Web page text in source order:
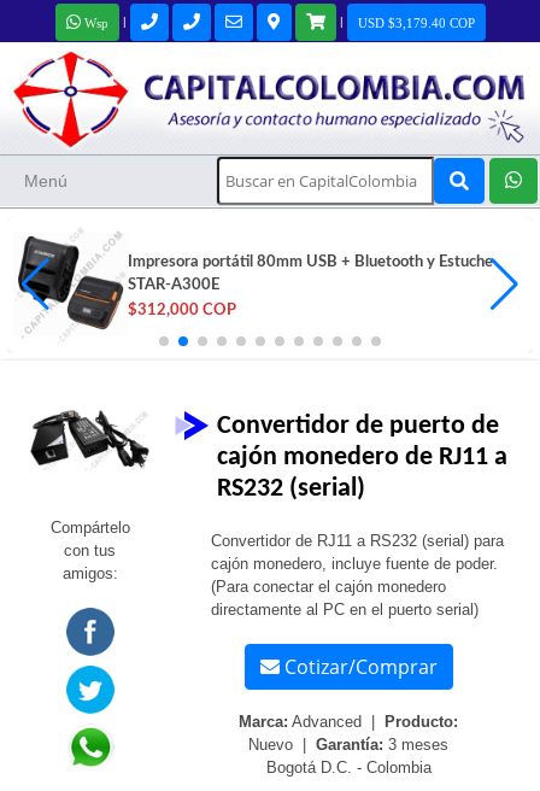
Wsp | | USD $3,179.40 COP
Menú
Impresora portátil 80mm USB + Bluetooth y Estuche
STAR-A300E
$312,000 COP
Compártelo
con tus
amigos:
Convertidor de puerto de
cajón monedero de RJ11 a
RS232 (serial)
Convertidor de RJ11 a RS232 (serial) para
cajón monedero, incluye fuente de poder.
(Para conectar el cajón monedero
directamente al PC en el puerto serial)
Cotizar/Comprar
Marca: Advanced |
Producto:
Nuevo |Garantía: 3 meses
Bogotá D.C. - Colombia